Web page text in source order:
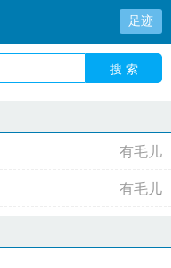
足迹
搜 索
有毛儿
有毛儿